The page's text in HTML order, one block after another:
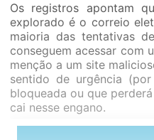
Os registros apontam
explorado é o correio
maioria das tentativas
conseguem acessar com
menção a um site
sentido de urgência
bloqueada ou que
cai nesse engano.